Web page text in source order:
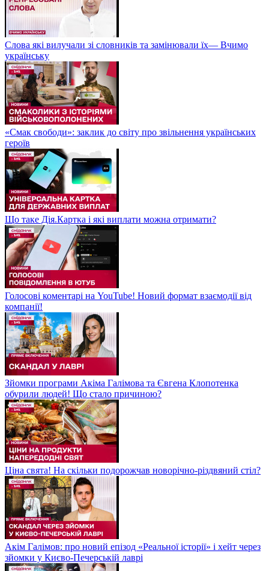
Слова які вилучали зі словників та замінювали їх— Вчимо
українську
«Смак свободи»: заклик до світу про звільнення українських
героїв
Що таке Дія.Картка і які виплати можна отримати?
Голосові коментарі на YouTube! Новий формат взаємодії від
компанії!
Зйомки програми Акіма Галімова та Євгена Клопотенка
обурили людей! Що стало причиною?
Ціна свята! На скільки подорожчав новорічно-різдвяний стіл?
Акім Галімов: про новий епізод «Реальної історії» і хейт через
зйомки у Києво-Печерській лаврі